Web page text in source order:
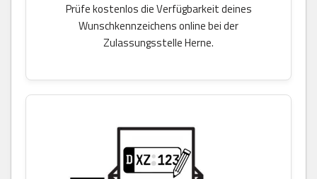
Prüfe kostenlos die Verfügbarkeit deines
Wunschkennzeichens online bei der
Zulassungsstelle Herne.